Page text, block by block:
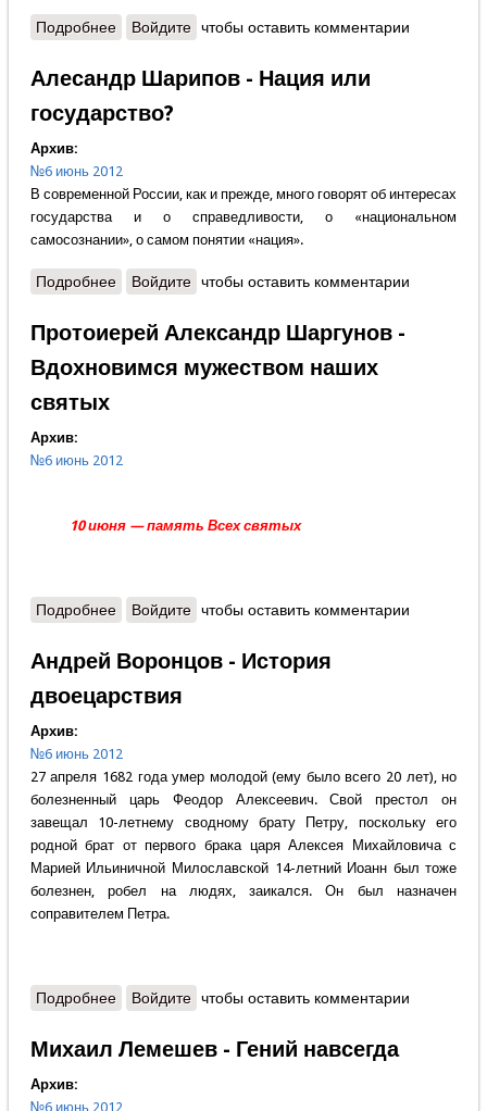
Подробнеео Протоиерей Александр Шаргунов - Хотя Русь
Войдите чтобы оставить комментарии
Алесандр Шарипов - Нация или
государство?
Архив:
№6 июнь 2012
В современной России, как и прежде, много говорят об интересах
государства и о справедливости, о «национальном
самосознании», о самом понятии «нация».
Подробнеео Алесандр Шарипов - Нация или государство?
Войдите чтобы оставить комментарии
Протоиерей Александр Шаргунов -
Вдохновимся мужеством наших
святых
Архив:
№6 июнь 2012
10 июня — память Всех святых
Подробнеео Протоиерей Александр Шаргунов - Вдохновимся
Войдите чтобы оставить комментарии
Андрей Воронцов - История
двоецарствия
Архив:
№6 июнь 2012
27 апреля 1682 года умер молодой (ему было всего 20 лет), но
болезненный царь Феодор Алексеевич. Свой престол он
завещал 10-летнему сводному брату Петру, поскольку его
родной брат от первого брака царя Алексея Михайловича с
Марией Ильиничной Милославской 14-летний Иоанн был тоже
болезнен, робел на людях, заикался. Он был назначен
соправителем Петра.
Подробнеео Андрей Воронцов - История двоецарствия
Войдите чтобы оставить комментарии
Михаил Лемешев - Гений навсегда
Архив:
№6 июнь 2012